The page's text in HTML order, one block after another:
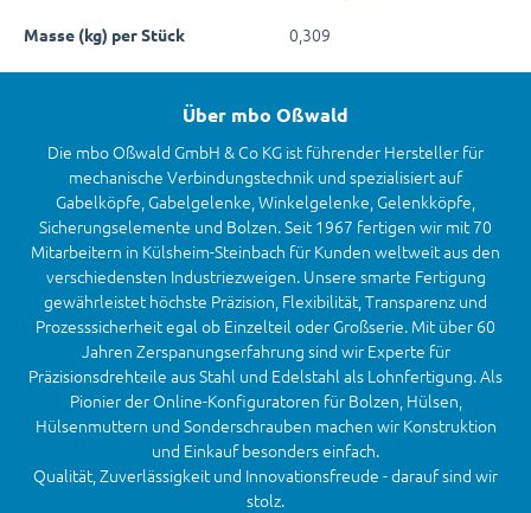
Masse (kg) per Stück 0,309
Über mbo Oßwald
Die mbo Oßwald GmbH & Co KG ist führender Hersteller für
mechanische Verbindungstechnik und spezialisiert auf
Gabelköpfe, Gabelgelenke, Winkelgelenke, Gelenkköpfe,
Sicherungselemente und Bolzen. Seit 1967 fertigen wir mit 70
Mitarbeitern in Külsheim-Steinbach für Kunden weltweit aus den
verschiedensten Industriezweigen. Unsere smarte Fertigung
gewährleistet höchste Präzision, Flexibilität, Transparenz und
Prozesssicherheit egal ob Einzelteil oder Großserie. Mit über 60
Jahren Zerspanungserfahrung sind wir Experte für
Präzisionsdrehteile aus Stahl und Edelstahl als Lohnfertigung. Als
Pionier der Online-Konfiguratoren für Bolzen, Hülsen,
Hülsenmuttern und Sonderschrauben machen wir Konstruktion
und Einkauf besonders einfach.
Qualität, Zuverlässigkeit und Innovationsfreude - darauf sind wir
stolz.